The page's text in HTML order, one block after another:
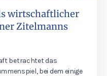
wirtschaftlicher
Zitelmanns
betrachtet das
bei dem einige